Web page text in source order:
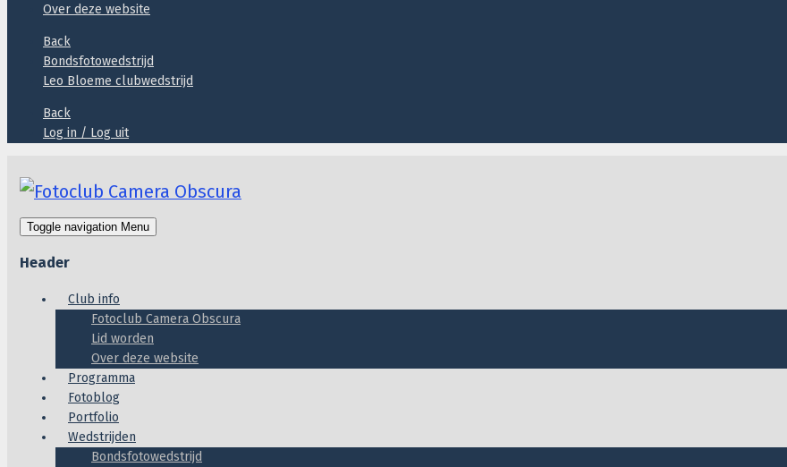
Over deze website
Back
Bondsfotowedstrijd
Leo Bloeme clubwedstrijd
Back
Log in / Log uit
Toggle navigation Menu
Header
Club info
Fotoclub Camera Obscura
Lid worden
Over deze website
Programma
Fotoblog
Portfolio
Wedstrijden
Bondsfotowedstrijd